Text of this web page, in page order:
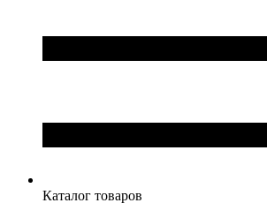
Каталог товаров